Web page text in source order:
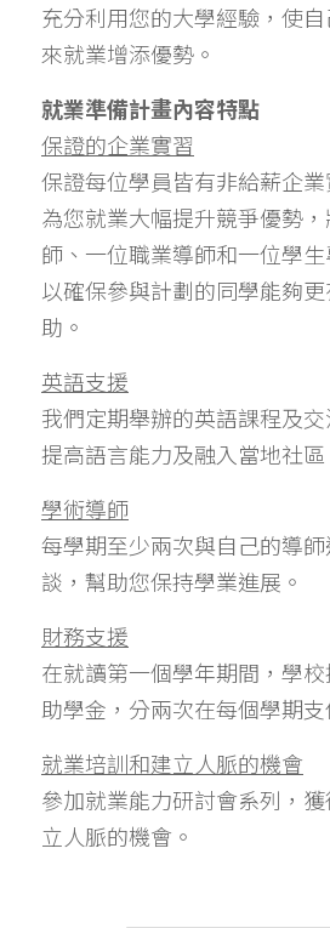
充分利用您的大學經驗，使
來就業增添優勢。
就業準備計畫內容特點
保證的企業實習
保證每位學員皆有非給薪企
為您就業大幅提升競爭優勢
師、一位職業導師和一位學生
以確保參與計劃的同學能夠
助。
英語支援
我們定期舉辦的英語課程及
提高語言能力及融入當地社
學術導師
每學期至少兩次與自己的導
談，幫助您保持學業進展。
財務支援
在就讀第一個學年期間，學
助學金，分兩次在每個學期支
就業培訓和建立人脈的機會
參加就業能力研討會系列，
立人脈的機會。